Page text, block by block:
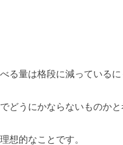
量は格段に減っている
うにかならないものか
想的なことです。